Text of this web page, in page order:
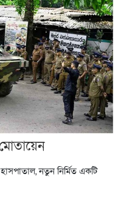
মোতায়েন
হাসপাতাল, নতুন নির্মিত একটি